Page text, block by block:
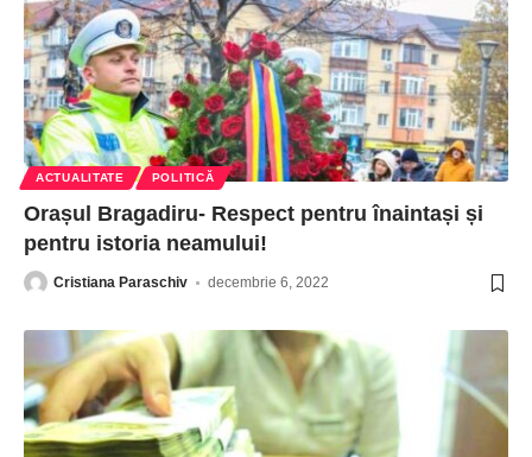
ACTUALITATE POLITICĂ
Orașul Bragadiru- Respect pentru înaintași și
pentru istoria neamului!
Cristiana Paraschiv decembrie 6, 2022